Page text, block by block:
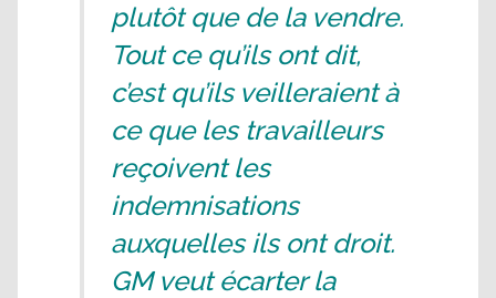
plutôt que de la vendre.
Tout ce qu’ils ont dit,
c’est qu’ils veilleraient à
ce que les travailleurs
reçoivent les
indemnisations
auxquelles ils ont droit.
GM veut écarter la